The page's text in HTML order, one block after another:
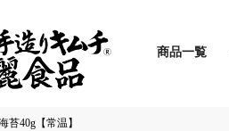
商品一覧
苔40g【常温】